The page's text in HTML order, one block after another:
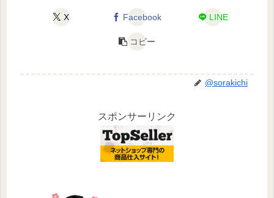
X Facebook LINE
コピー
@sorakichi
スポンサーリンク